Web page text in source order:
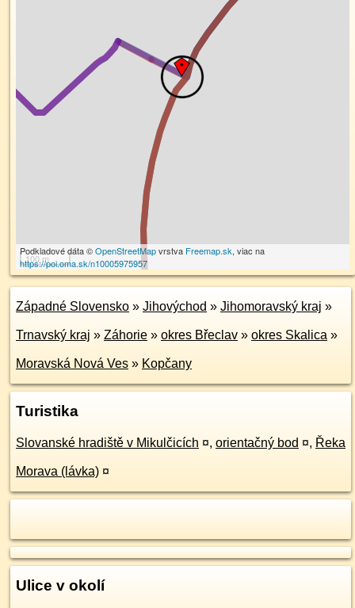
100 m
Podkladové dáta ©OpenStreetMapvrstva Freemap.sk, viac na
https://poi.oma.sk/n10005975957
Západné Slovensko » Jihovýchod » Jihomoravský kraj »
Trnavský kraj » Záhorie » okres Břeclav » okres Skalica »
Moravská Nová Ves » Kopčany
Turistika
Slovanské hradiště v Mikulčicích ¤, orientačný bod ¤, Řeka
Morava (lávka) ¤
Ulice v okolí